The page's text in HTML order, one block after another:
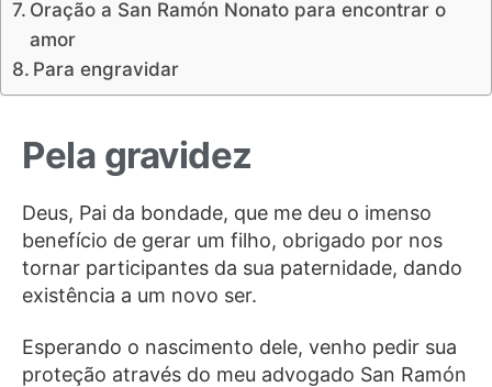
Oração a San Ramón Nonato para encontrar o
amor
Para engravidar
Pela gravidez
Deus, Pai da bondade, que me deu o imenso
benefício de gerar um filho, obrigado por nos
tornar participantes da sua paternidade, dando
existência a um novo ser.
Esperando o nascimento dele, venho pedir sua
proteção através do meu advogado San Ramón